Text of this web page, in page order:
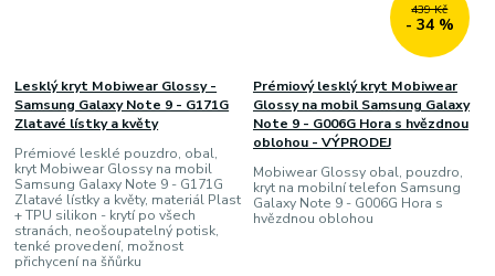
Lesklý kryt Mobiwear Glossy -
Samsung Galaxy Note 9 - G171G
Zlatavé lístky a květy
Prémiové lesklé pouzdro, obal,
kryt Mobiwear Glossy na mobil
Samsung Galaxy Note 9 - G171G
Zlatavé lístky a květy, materiál Plast
+ TPU silikon - krytí po všech
stranách, neošoupatelný potisk,
tenké provedení, možnost
přichycení na šňůrku
439 Kč
- 34 %
Prémiový lesklý kryt Mobiwear
Glossy na mobil Samsung Galaxy
Note 9 - G006G Hora s hvězdnou
oblohou - VÝPRODEJ
Mobiwear Glossy obal, pouzdro,
kryt na mobilní telefon Samsung
Galaxy Note 9 - G006G Hora s
hvězdnou oblohou